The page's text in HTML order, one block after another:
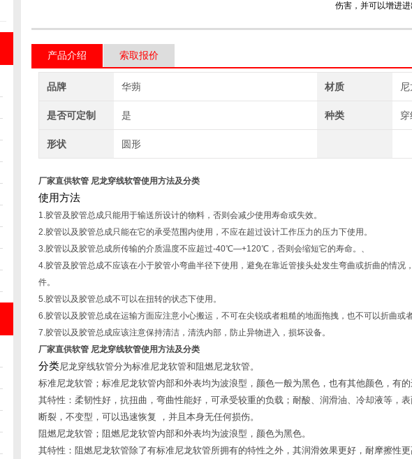
伤害，并可以增进进
产品介绍 索取报价
品牌 华蒴 材质
是否可定制 是 种类
形状 圆形
厂家直供软管 尼龙穿线软管使用方法及分类
使用方法
1.胶管及胶管总成只能用于输送所设计的物料，否则会减少使用寿命或失效。
2.胶管以及胶管总成只能在它的承受范围内使用，不应在超过设计工作压力的压力下使用。
3.胶管以及胶管总成所传输的介质温度不应超过-40℃―+120℃，否则会缩短它的寿命。、
4.胶管及胶管总成不应该在小于胶管小弯曲半径下使用，避免在靠近管接头处发生弯曲或折曲的情况
件。
5.胶管以及胶管总成不可以在扭转的状态下使用。
6.胶管以及胶管总成在运输方面应注意小心搬运，不可在尖锐或者粗糙的地面拖拽，也不可以折曲或者
7.胶管以及胶管总成应该注意保持清洁，清洗内部，防止异物进入，损坏设备。
厂家直供软管 尼龙穿线软管使用方法及分类
分类尼龙穿线软管分为标准尼龙软管和阻燃尼龙软管。
标准尼龙软管； 标准尼龙软管内部和外表均为波浪型，颜色一般为黑色，也有其他颜色，有的
其特性：柔韧性好，抗扭曲，弯曲性能好，可承受较重的负载；耐酸、润滑油、冷却液等，
断裂，不变型，可以迅速恢复 ，并且本身无任何损伤。
阻燃尼龙软管； 阻燃尼龙软管内部和外表均为波浪型，颜色为黑色。
其特性：阻燃尼龙软管除了有标准尼龙软管所拥有的特性之外，其润滑效果更好，耐摩擦性